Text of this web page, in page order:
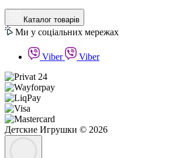
Каталог товарів
Ми у соціальних мережах
Viber Viber
Детские Игрушки © 2026